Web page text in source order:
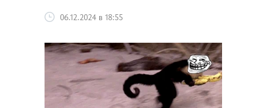
06.12.2024 в 18:55